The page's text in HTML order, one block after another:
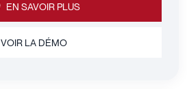
EN SAVOIR PLUS
VOIR LA DÉMO